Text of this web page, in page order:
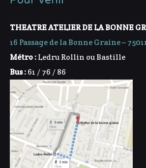
THEATRE ATELIER DE LA BONNE
16 Passage de la Bonne Graine –
Métro :Ledru Rollin ou Bastille
Bus :61 / 76 / 86